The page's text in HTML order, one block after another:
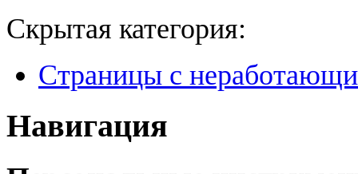
Скрытая категория:
Страницы с
Навигация